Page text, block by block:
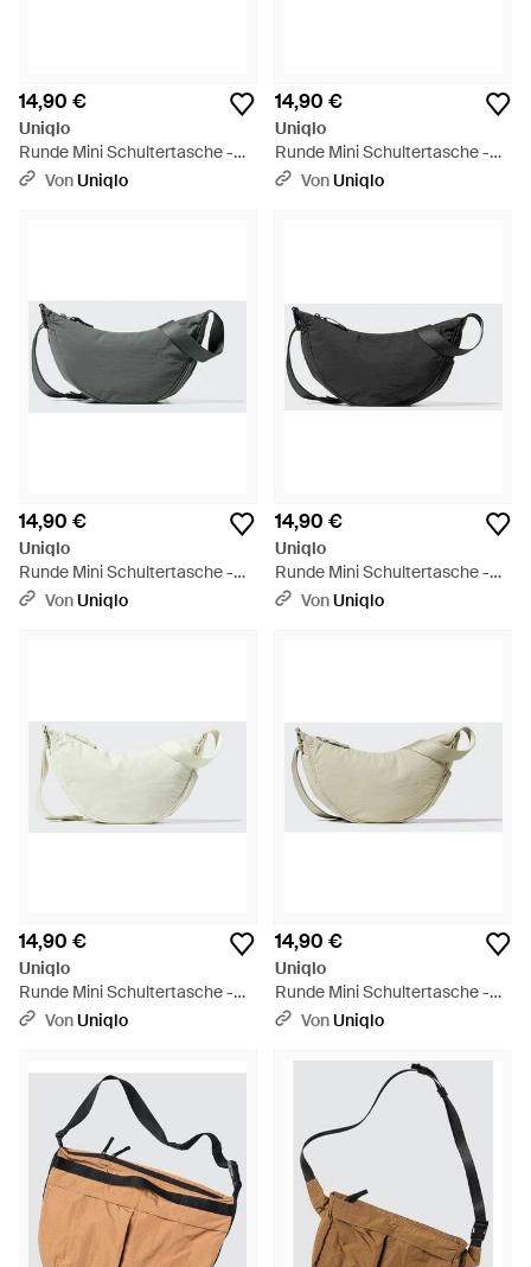
14,90 €
Uniqlo
Runde Mini Schultertasche -
GrünVonUniqlo
14,90 €
Uniqlo
Runde Mini Schultertasche -
RotVonUniqlo
14,90 €
Uniqlo
Runde Mini Schultertasche -
GrauVonUniqlo
14,90 €
Uniqlo
Runde Mini Schultertasche -
Schwarz
VonUniqlo
14,90 €
Uniqlo
Runde Mini Schultertasche -
WeißVonUniqlo
14,90 €
Uniqlo
Runde Mini Schultertasche -
Natur
VonUniqlo